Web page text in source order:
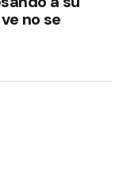
no se